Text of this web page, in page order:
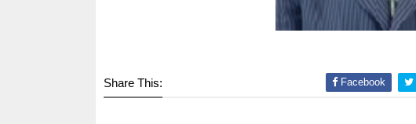
Share This: Facebook